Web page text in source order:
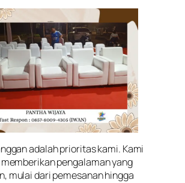
adalah prioritas kami. Kami
pengalaman yang
mulai dari pemesanan hingga